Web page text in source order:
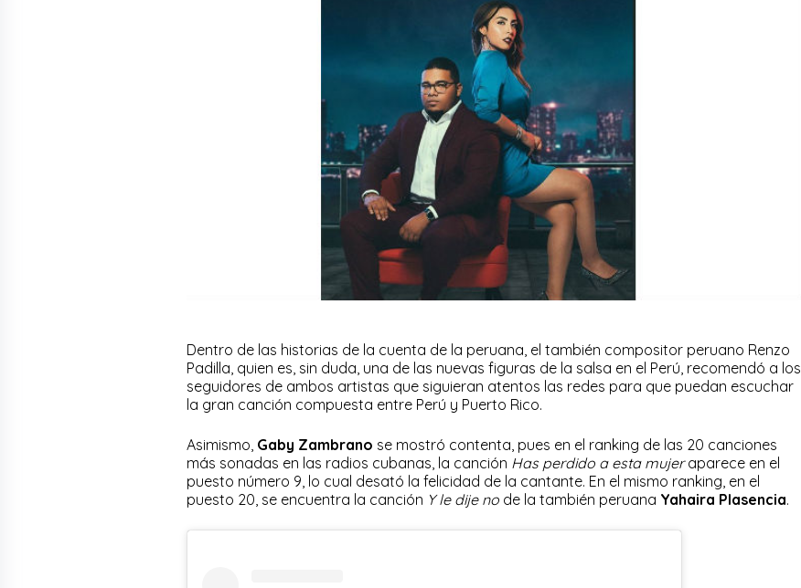
Dentro de las historias de la cuenta de la peruana, el también compositor peruano Renzo
Padilla, quien es, sin duda, una de las nuevas figuras de la salsa en el Perú, recomendó a los
seguidores de ambos artistas que siguieran atentos las redes para que puedan escuchar
la gran canción compuesta entre Perú y Puerto Rico.
Asimismo, Gaby Zambrano se mostró contenta, pues en el ranking de las 20 canciones
más sonadas en las radios cubanas, la canción Has perdido a esta mujeraparece en el
puesto número 9, lo cual desató la felicidad de la cantante. En el mismo ranking, en el
puesto 20, se encuentra la canción Y le dije no de la también peruana Yahaira Plasencia.